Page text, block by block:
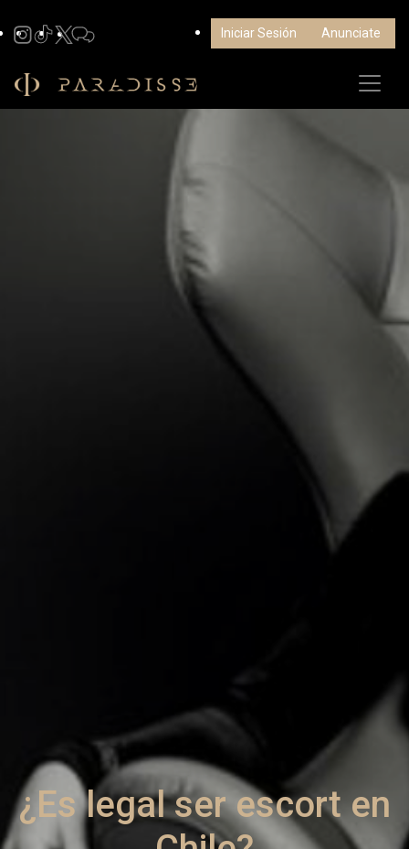
Iniciar Sesión Anunciate
¿Es legal ser escort en